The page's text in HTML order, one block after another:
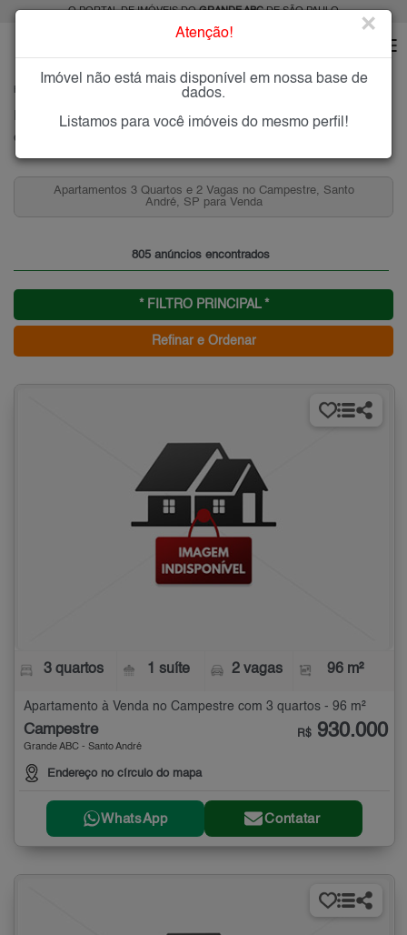
O PORTAL DE IMÓVEIS DOGRANDE ABCDE SÃO PAULO
SANTO ANDRÉ
Imóveis à Venda no Campestre, Santo André
Campestre - Santo André, Grande ABC
Apartamentos 3 Quartos e 2 Vagas no Campestre, Santo
André, SP para Venda
805 anúncios encontrados
* FILTRO PRINCIPAL *
Refinar e Ordenar
3 quartos 1 suíte 2 vagas 96 m²
Apartamento à Venda no Campestre com 3 quartos - 96 m²
Campestre
Grande ABC - Santo André
Endereço no círculo do mapa
R$ 930.000
WhatsApp Contatar
Atenção! ×
Imóvel não está mais disponível em nossa base de
dados.
Listamos para você imóveis do mesmo perfil!